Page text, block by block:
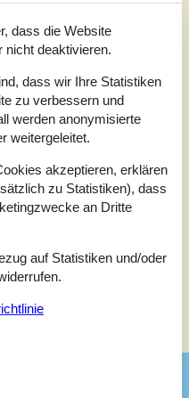
juli 2026
5 Lage:
4
dass die Website
nicht deaktivieren.
dass wir Ihre Statistiken
zu verbessern und
werden anonymisierte
weitergeleitet.
akzeptieren, erklären
zu Statistiken), dass
an Dritte
auf Statistiken und/oder